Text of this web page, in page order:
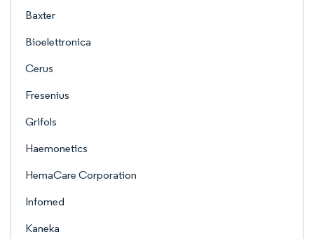
Baxter
Bioelettronica
Cerus
Fresenius
Grifols
Haemonetics
HemaCare Corporation
Infomed
Kaneka